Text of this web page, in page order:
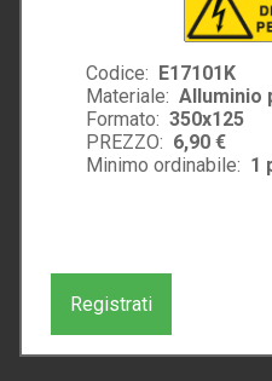
Codice:
E17101K
Materiale: Alluminio
Formato: 350x125
PREZZO: 6,90 €
Minimo ordinabile: 1
Registrati